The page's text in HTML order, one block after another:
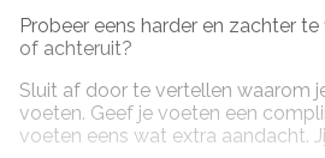
Probeer eens harder en zachter te
of achteruit?
Sluit af door te vertellen waarom
voeten. Geef je voeten een
voeten eens wat extra aandacht.